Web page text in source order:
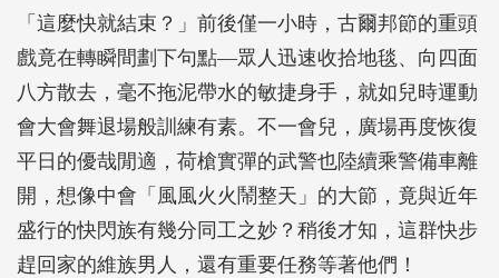
「這麼快就結束？」前後僅一小時，古爾邦節的重頭
戲竟在轉瞬間劃下句點―眾人迅速收拾地毯、向四面
八方散去，毫不拖泥帶水的敏捷身手，就如兒時運動
會大會舞退場般訓練有素。不一會兒，廣場再度恢復
平日的優哉閒適，荷槍實彈的武警也陸續乘警備車離
開，想像中會「風風火火鬧整天」的大節，竟與近年
盛行的快閃族有幾分同工之妙？稍後才知，這群快步
趕回家的維族男人，還有重要任務等著他們！